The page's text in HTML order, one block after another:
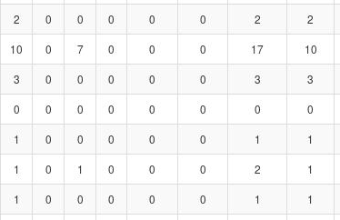
2 0 0 0 0 0 2 2
10 0 7 0 0 0 17 10
3 0 0 0 0 0 3 3
0 0 0 0 0 0 0 0
1 0 0 0 0 0 1 1
1 0 1 0 0 0 2 1
1 0 0 0 0 0 1 1